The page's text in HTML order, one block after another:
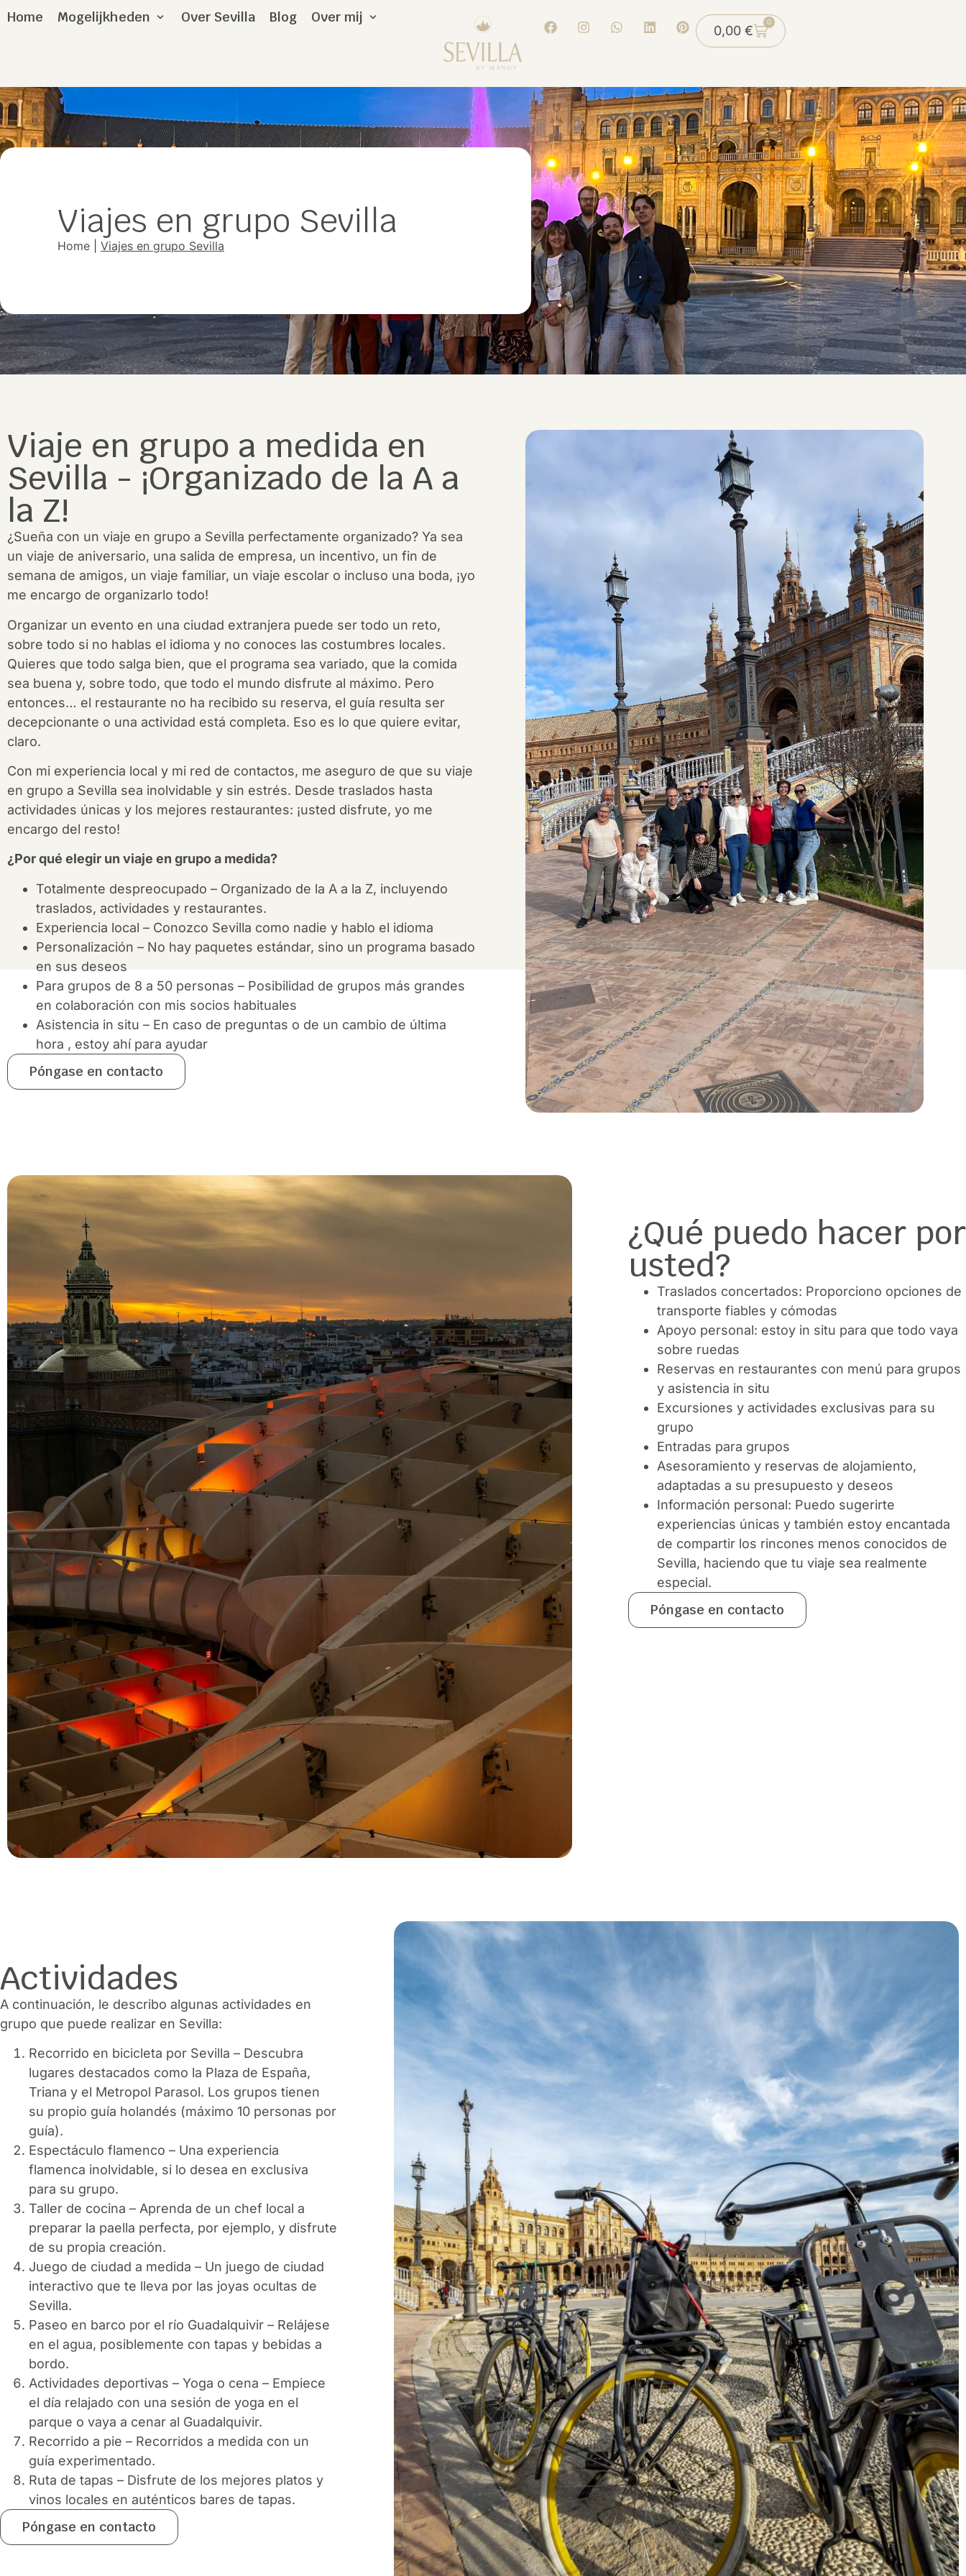
Home Mogelijkheden Over Sevilla Blog Over mij
0,00€
0
Viajes en grupo Sevilla
Home Viajes en grupo Sevilla
Viaje en grupo a medida en
Sevilla - ¡Organizado de la A a
la Z!
¿Sueña con un viaje en grupo a Sevilla perfectamente organizado? Ya sea
un viaje de aniversario, una salida de empresa, un incentivo, un fin de
semana de amigos, un viaje familiar, un viaje escolar o incluso una boda, ¡yo
me encargo de organizarlo todo!
Organizar un evento en una ciudad extranjera puede ser todo un reto,
sobre todo si no hablas el idioma y no conoces las costumbres locales.
Quieres que todo salga bien, que el programa sea variado, que la comida
sea buena y, sobre todo, que todo el mundo disfrute al máximo. Pero
entonces… el restaurante no ha recibido su reserva, el guía resulta ser
decepcionante o una actividad está completa. Eso es lo que quiere evitar,
claro.
Con mi experiencia local y mi red de contactos, me aseguro de que su viaje
en grupo a Sevilla sea inolvidable y sin estrés. Desde traslados hasta
actividades únicas y los mejores restaurantes: ¡usted disfrute, yo me
encargo del resto!
¿Por qué elegir un viaje en grupo a medida?
Totalmente despreocupado – Organizado de la A a la Z, incluyendo
traslados, actividades y restaurantes.
Experiencia local – Conozco Sevilla como nadie y hablo el idioma
Personalización – No hay paquetes estándar, sino un programa basado
en sus deseos
Para grupos de 8 a 50 personas – Posibilidad de grupos más grandes
en colaboración con mis socios habituales
Asistencia in situ – En caso de preguntas o de un cambio de última
hora , estoy ahí para ayudar
Póngase en contacto
¿Qué puedo hacer por
usted?
Traslados concertados: Proporciono opciones de
transporte fiables y cómodas
Apoyo personal: estoy in situ para que todo vaya
sobre ruedas
Reservas en restaurantes con menú para grupos
y asistencia in situ
Excursiones y actividades exclusivas para su
grupo
Entradas para grupos
Asesoramiento y reservas de alojamiento,
adaptadas a su presupuesto y deseos
Información personal: Puedo sugerirte
experiencias únicas y también estoy encantada
de compartir los rincones menos conocidos de
Sevilla, haciendo que tu viaje sea realmente
especial.
Póngase en contacto
Actividades
A continuación, le describo algunas actividades en
grupo que puede realizar en Sevilla:
Recorrido en bicicleta por Sevilla – Descubra
lugares destacados como la Plaza de España,
Triana y el Metropol Parasol. Los grupos tienen
su propio guía holandés (máximo 10 personas por
guía).
Espectáculo flamenco – Una experiencia
flamenca inolvidable, si lo desea en exclusiva
para su grupo.
Taller de cocina – Aprenda de un chef local a
preparar la paella perfecta, por ejemplo, y disfrute
de su propia creación.
Juego de ciudad a medida – Un juego de ciudad
interactivo que te lleva por las joyas ocultas de
Sevilla.
Paseo en barco por el río Guadalquivir – Relájese
en el agua, posiblemente con tapas y bebidas a
bordo.
Actividades deportivas – Yoga o cena – Empiece
el día relajado con una sesión de yoga en el
parque o vaya a cenar al Guadalquivir.
Recorrido a pie – Recorridos a medida con un
guía experimentado.
Ruta de tapas – Disfrute de los mejores platos y
vinos locales en auténticos bares de tapas.
Póngase en contacto